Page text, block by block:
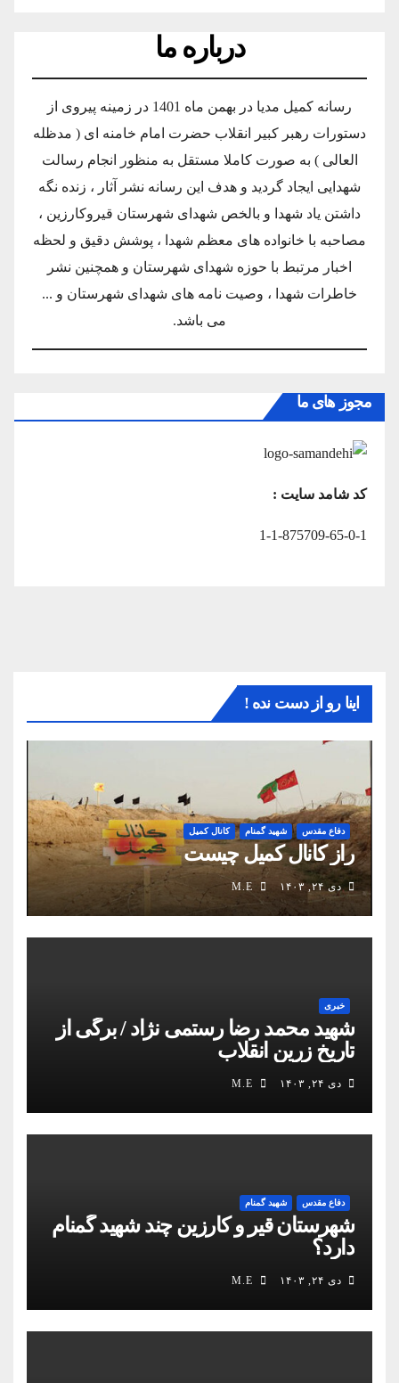
درباره ما
رسانه کمیل مدیا در بهمن ماه 1401 در زمینه پیروی از
دستورات رهبر کبیر انقلاب حضرت امام خامنه ای ( مدظله
العالی ) به صورت کاملا مستقل به منظور انجام رسالت
شهدایی ایجاد گردید و هدف این رسانه نشر آثار ، زنده نگه
داشتن یاد شهدا و بالخص شهدای شهرستان قیروکارزین ،
مصاحبه با خانواده های معظم شهدا ، پوشش دقیق و لحظه
اخبار مرتبط با حوزه شهدای شهرستان و همچنین نشر
خاطرات شهدا ، وصیت نامه های شهدای شهرستان و ...
می باشد.
مجوز های ما
کد شامد سایت :
1-1-875709-65-0-1
اینا رو از دست نده !
دفاع مقدس شهید گمنام کانال کمیل
راز کانال کمیل چیست
دی ۲۴, ۱۴۰۳
خبری
شهید محمد رضا رستمی نژاد / برگی از
تاریخ زرین انقلاب
دی ۲۴, ۱۴۰۳
دفاع مقدس شهید گمنام
شهرستان قیر و کارزین چند شهید گمنام
دارد؟
دی ۲۴, ۱۴۰۳